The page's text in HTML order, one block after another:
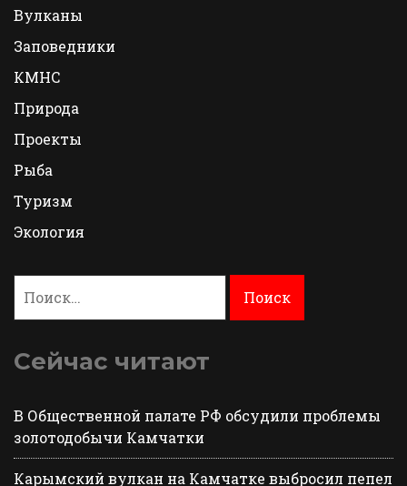
Вулканы
Заповедники
КМНС
Природа
Проекты
Рыба
Туризм
Экология
Сейчас читают
В Общественной палате РФ обсудили проблемы
золотодобычи Камчатки
Карымский вулкан на Камчатке выбросил пепел